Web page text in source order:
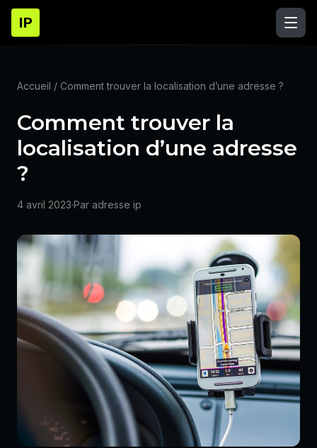
IP
Accueil / Comment trouver la localisation d’une adresse ?
Comment trouver la
localisation d’une adresse
?
4 avril 2023·Par adresse ip